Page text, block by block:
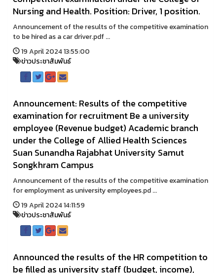
Nursing and Health. Position: Driver, 1 position.
Announcement of the results of the competitive examination
to be hired as a car driver.pdf ...
19 April 2024 13:55:00
ข่าวประชาสัมพันธ์
Announcement: Results of the competitive
examination for recruitment Be a university
employee (Revenue budget) Academic branch
under the College of Allied Health Sciences
Suan Sunandha Rajabhat University Samut
Songkhram Campus
Announcement of the results of the competitive examination
for employment as university employees.pd ...
19 April 2024 14:11:59
ข่าวประชาสัมพันธ์
Announced the results of the HR competition to
be filled as university staff (budget, income),